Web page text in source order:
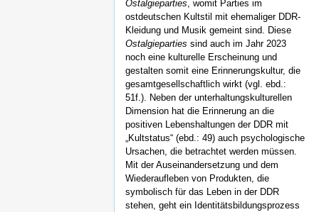
Ostalgieparties, womit Parties im
ostdeutschen Kultstil mit ehemaliger DDR-
Kleidung und Musik gemeint sind. Diese
Ostalgieparties sind auch im Jahr 2023
noch eine kulturelle Erscheinung und
gestalten somit eine Erinnerungskultur, die
gesamtgesellschaftlich wirkt (vgl. ebd.:
51f.). Neben der unterhaltungskulturellen
Dimension hat die Erinnerung an die
positiven Lebenshaltungen der DDR mit
„Kultstatus“ (ebd.: 49) auch psychologische
Ursachen, die betrachtet werden müssen.
Mit der Auseinandersetzung und dem
Wiederaufleben von Produkten, die
symbolisch für das Leben in der DDR
stehen, geht ein Identitätsbildungsprozess